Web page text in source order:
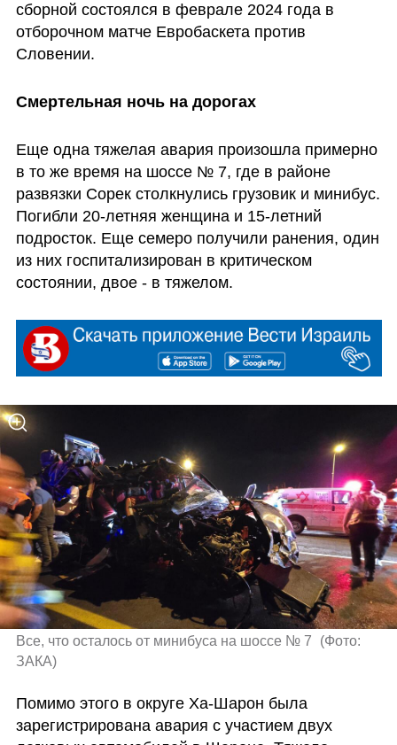
сборной состоялся в феврале 2024 года в
отборочном матче Евробаскета против
Словении.
Смертельная ночь на дорогах
Еще одна тяжелая авария произошла примерно
в то же время на шоссе № 7, где в районе
развязки Сорек столкнулись грузовик и минибус.
Погибли 20-летняя женщина и 15-летний
подросток. Еще семеро получили ранения, один
из них госпитализирован в критическом
состоянии, двое - в тяжелом.
Все, что осталось от минибуса на шоссе № 7 (Фото:
ЗАКА)
Помимо этого в округе Ха-Шарон была
зарегистрирована авария с участием двух